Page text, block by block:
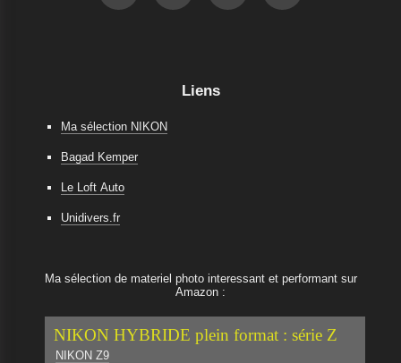
Liens
Ma sélection NIKON
Bagad Kemper
Le Loft Auto
Unidivers.fr
Ma sélection de materiel photo interessant et performant sur
Amazon :
NIKON HYBRIDE plein format : série Z
NIKON Z9